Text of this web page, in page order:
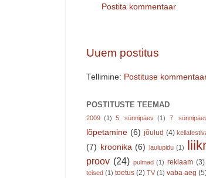
Postita kommentaar
Uuem postitus
Tellimine: Postituse
POSTITUSTE TEEMAD
2009 (1) 5. sünnipäev (1) 7.
lõpetamine (6) jõulud (4)
(7) kroonika (6) laulupidu (1)
proov (24) pulmad (1) reklaam (3)
teised (1) toetus (2) TV (1) vaba aeg